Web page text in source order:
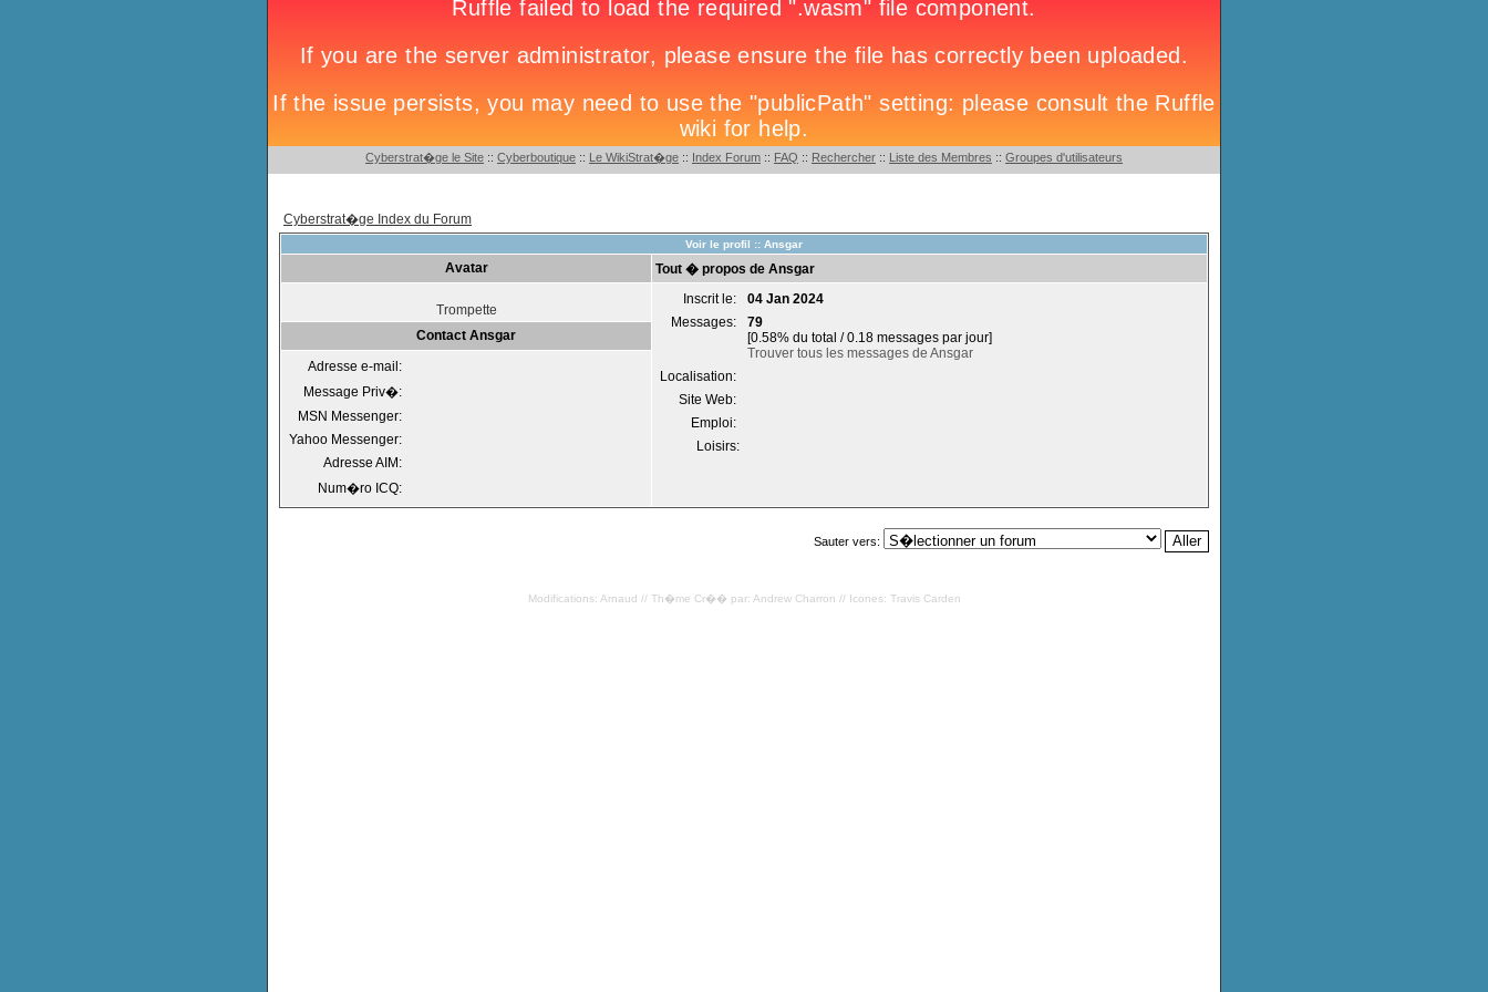
Cyberstrat�ge le Site :: Cyberboutique :: Le WikiStrat�ge :: Index Forum :: FAQ :: Rechercher :: Liste des Membres :: Groupes d'utilisateurs
Cyberstrat�ge Index du Forum
Voir le profil :: Ansgar
Avatar Tout � propos de Ansgar
Trompette
Inscrit le:
04 Jan 2024
Messages:
79
[0.58% du total / 0.18 messages par jour]
Trouver tous les messages de Ansgar
Localisation:
Site Web:
Emploi:
Loisirs:
Contact Ansgar
Adresse e-mail:
Message Priv�:
MSN Messenger:
Yahoo Messenger:
Adresse AIM:
Num�ro ICQ:
Sauter vers:
Modifications: Arnaud // Th�me Cr�� par: Andrew Charron // Icones: Travis Carden